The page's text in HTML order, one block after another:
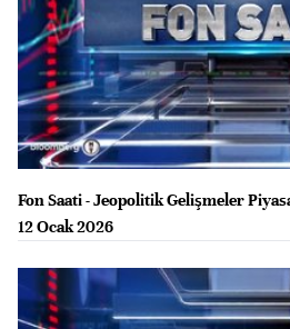
Fon Saati - Jeopolitik Gelişmeler
12 Ocak 2026